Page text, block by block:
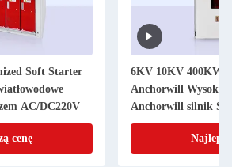
Soft Starter
AC/DC220V
cenę
6KV 10KV 400KW
Anchorwill Wysokie
Anchorwill silnik
starter urządzenie